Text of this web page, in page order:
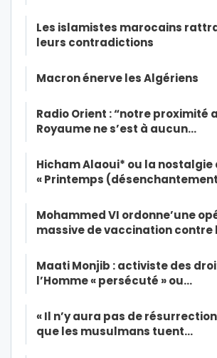
Les islamistes marocains
leurs contradictions
Macron énerve les Algériens
Radio Orient : “notre proximité
Royaume ne s’est à aucun…
Hicham Alaoui* ou la nostalgie
« Printemps
Mohammed VI ordonne’une
massive de vaccination contre
Maati Monjib : activiste des
l’Homme « persécuté » ou…
« Il n’y aura pas de
que les musulmans tuent…